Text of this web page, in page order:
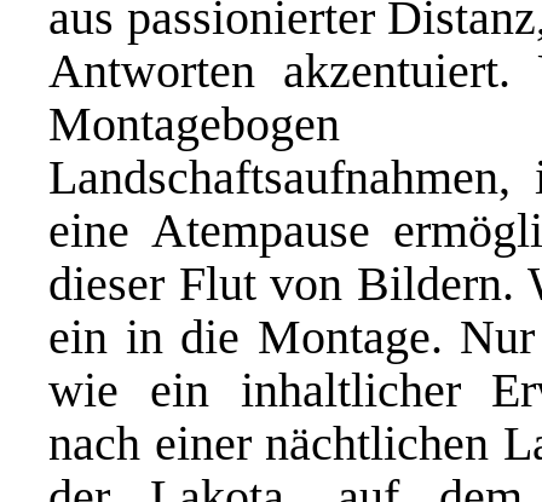
aus passionierter
Antworten
eine Atempause
dieser Flut von Bildern.
ein in die Montage.
wie ein inhaltlicher
nach einer nächtlichen